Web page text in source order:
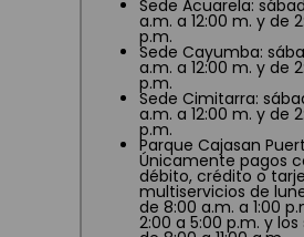
Sede Acuarela:
a.m. a 12:00 m. y de
p.m.
Sede Cayumba:
a.m. a 12:00 m. y de
p.m.
Sede Cimitarra:
a.m. a 12:00 m. y de
p.m.
Parque Cajasan
Únicamente pagos
débito, crédito o
multiservicios de
de 8:00 a.m. a 1:00
2:00 a 5:00 p.m. y